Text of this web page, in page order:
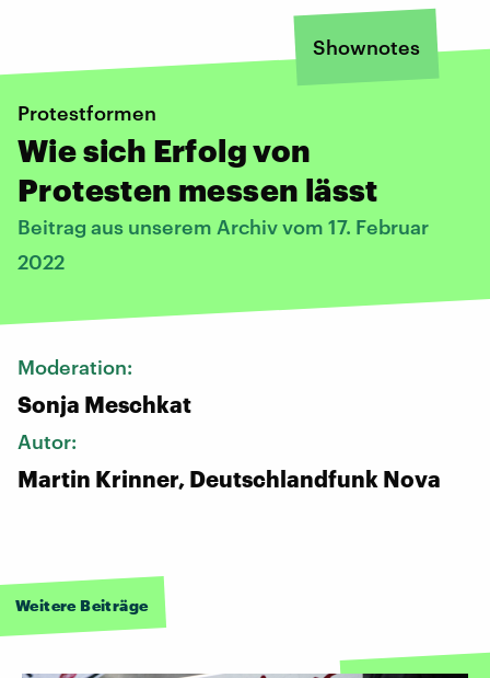
Shownotes
Protestformen
Wie sich Erfolg von
Protesten messen lässt
Beitrag aus unserem Archiv vom 17. Februar
2022
Moderation:
Sonja Meschkat
Autor:
Martin Krinner, Deutschlandfunk Nova
Weitere Beiträge